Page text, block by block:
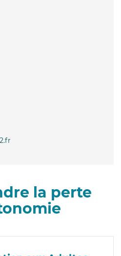
la perte